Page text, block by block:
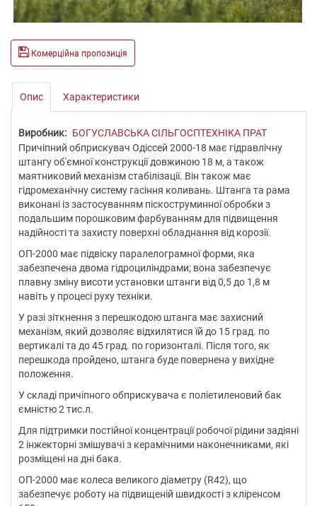
Комерційна пропозиція
Опис Характеристики
Виробник: БОГУСЛАВСЬКА СІЛЬГОСПТЕХНІКА ПРАТ
Причіпний обприскувач Одіссей 2000-18 має гідравлічну
штангу об'ємної конструкції довжиною 18 м, а також
маятниковий механізм стабілізації. Він також має
гідромеханічну систему гасіння коливань. Штанга та рама
виконані із застосуванням піскоструминної обробки з
подальшим порошковим фарбуванням для підвищення
надійності та захисту поверхні обладнання від корозії.
ОП-2000 має підвіску паралелограмної форми, яка
забезпечена двома гідроциліндрами; вона забезпечує
плавну зміну висоти установки штанги від 0,5 до 1,8 м
навіть у процесі руху техніки.
У разі зіткнення з перешкодою штанга має захисний
механізм, який дозволяє відхилятися їй до 15 град. по
вертикалі та до 45 град. по горизонталі. Після того, як
перешкода пройдено, штанга буде повернена у вихідне
положення.
У складі причіпного обприскувача є поліетиленовий бак
ємністю 2 тис.л.
Для підтримки постійної концентрації робочої рідини задіяні
2 інжекторні змішувачі з керамічними наконечниками, які
розміщені на дні бака.
ОП-2000 має колеса великого діаметру (R42), що
забезпечує роботу на підвищеній швидкості з кліренсом